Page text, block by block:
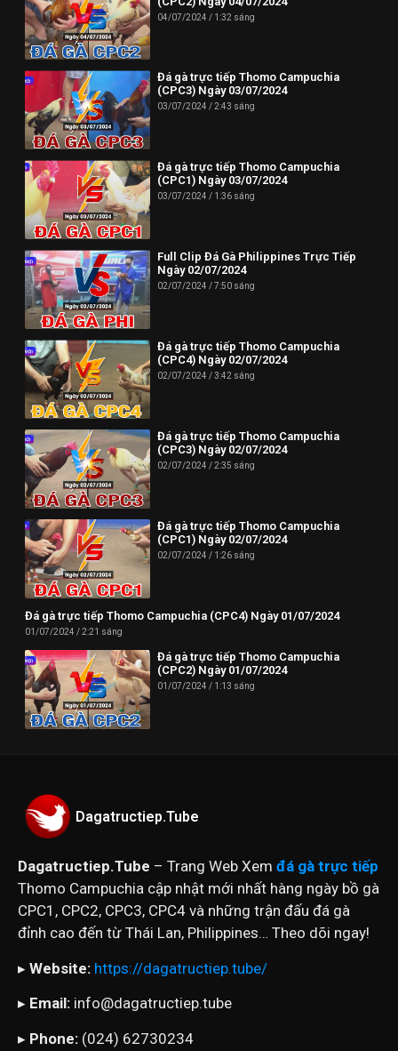
04/07/2024 1:32 sáng
Đá gà trực tiếp Thomo Campuchia
(CPC3) Ngày 03/07/2024
03/07/2024 2:43 sáng
Đá gà trực tiếp Thomo Campuchia
(CPC1) Ngày 03/07/2024
03/07/2024 1:36 sáng
Full Clip Đá Gà Philippines Trực Tiếp
Ngày 02/07/2024
02/07/2024 7:50 sáng
Đá gà trực tiếp Thomo Campuchia
(CPC4) Ngày 02/07/2024
02/07/2024 3:42 sáng
Đá gà trực tiếp Thomo Campuchia
(CPC3) Ngày 02/07/2024
02/07/2024 2:35 sáng
Đá gà trực tiếp Thomo Campuchia
(CPC1) Ngày 02/07/2024
02/07/2024 1:26 sáng
Đá gà trực tiếp Thomo Campuchia (CPC4) Ngày 01/07/2024
01/07/2024 2:21 sáng
Đá gà trực tiếp Thomo Campuchia
(CPC2) Ngày 01/07/2024
01/07/2024 1:13 sáng
Dagatructiep.Tube
Dagatructiep.Tube – Trang Web Xem đá gà trực tiếp
Thomo Campuchia cập nhật mới nhất hàng ngày bồ gà
CPC1, CPC2, CPC3, CPC4 và những trận đấu đá gà
đỉnh cao đến từ Thái Lan, Philippines… Theo dõi ngay!
▸ Website: https://dagatructiep.tube/
▸ Email: info@dagatructiep.tube
▸ Phone: (024) 62730234